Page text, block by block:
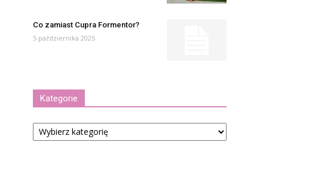
Co zamiast Cupra Formentor?
5 października 2025
Kategorie
Kategorie